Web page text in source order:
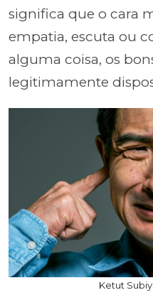
significa que o cara
empatia, escuta ou
alguma coisa, os
legitimamente
Ketut